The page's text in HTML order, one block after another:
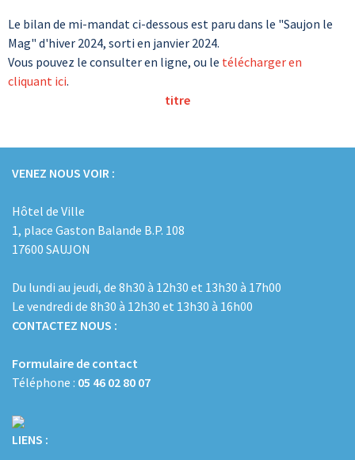
Le bilan de mi-mandat ci-dessous est paru dans le "Saujon le
Mag" d'hiver 2024, sorti en janvier 2024.
Vous pouvez le consulter en ligne, ou le télécharger en
cliquant ici.
titre
VENEZ NOUS VOIR :
Hôtel de Ville
1, place Gaston Balande B.P. 108
17600 SAUJON
Du lundi au jeudi, de 8h30 à 12h30 et 13h30 à 17h00
Le vendredi de 8h30 à 12h30 et 13h30 à 16h00
CONTACTEZ NOUS :
Formulaire de contact
Téléphone : 05 46 02 80 07
LIENS :